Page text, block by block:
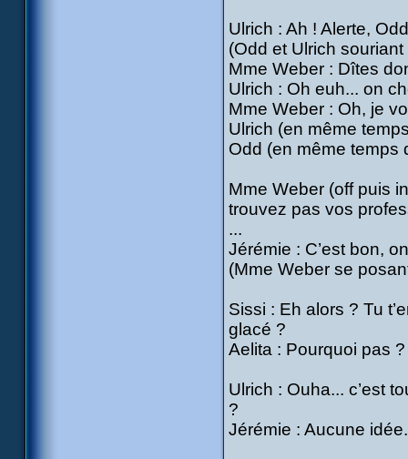
Ulrich : Ah ! Alerte,
(Odd et Ulrich
Mme Weber : Dîtes
Ulrich : Oh euh... on
Mme Weber : Oh, je
Ulrich (en même
Odd (en même temps
Mme Weber (off puis
trouvez pas vos
...
Jérémie : C’est bon,
(Mme Weber se
Sissi : Eh alors ? Tu
glacé ?
Aelita : Pourquoi pas
Ulrich : Ouha... c’est
?
Jérémie : Aucune